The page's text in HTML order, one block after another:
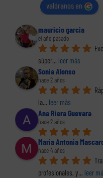
valóranos en
mauricio garcia
el año pasado
súper... leer más
Sonia Alonso
hace 2 años
la... leer más
Ana Riera Guevara
hace 2 años
Maria Antonia
hace 4 años
profesionales, y... leer